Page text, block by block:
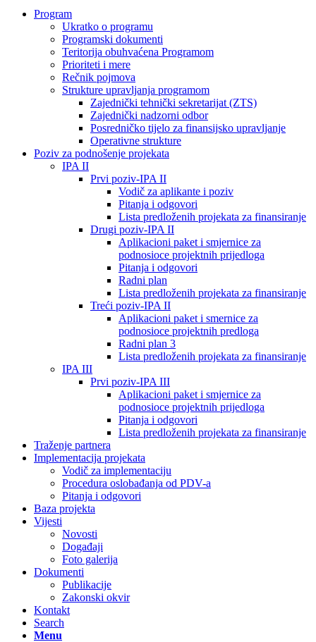
Program
Ukratko o programu
Programski dokumenti
Teritorija obuhvaćena Programom
Prioriteti i mere
Rečnik pojmova
Strukture upravljanja programom
Zajednički tehnički sekretarijat (ZTS)
Zajednički nadzorni odbor
Posredničko tijelo za finansijsko upravljanje
Operativne strukture
Poziv za podnošenje projekata
IPA II
Prvi poziv-IPA II
Vodič za aplikante i poziv
Pitanja i odgovori
Lista predloženih projekata za finansiranje
Drugi poziv-IPA II
Aplikacioni paket i smjernice za
podnosioce projektnih prijedloga
Pitanja i odgovori
Radni plan
Lista predloženih projekata za finansiranje
Treći poziv-IPA II
Aplikacioni paket i smernice za
podnosioce projektnih predloga
Radni plan 3
Lista predloženih projekata za finansiranje
IPA III
Prvi poziv-IPA III
Aplikacioni paket i smjernice za
podnosioce projektnih prijedloga
Pitanja i odgovori
Lista predloženih projekata za finansiranje
Traženje partnera
Implementacija projekata
Vodič za implementaciju
Procedura oslobađanja od PDV-a
Pitanja i odgovori
Baza projekta
Vijesti
Novosti
Događaji
Foto galerija
Dokumenti
Publikacije
Zakonski okvir
Kontakt
Search
Menu